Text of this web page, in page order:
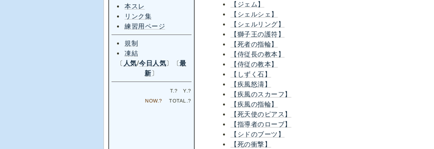
【ジェム】
【シェルシェ】
【シェルリング】
【獅子王の護符】
【死者の指輪】
【侍従長の教本】
【侍従の教本】
【しずく石】
【疾風怒濤】
【疾風のスカーフ】
【疾風の指輪】
【死天使のピアス】
【指導者のローブ】
【シドのブーツ】
【死の衝撃】
本スレ
リンク集
練習用ページ
規制
凍結
〔 人気/今日人気〕〔最
新〕
T.? Y.?
NOW.? TOTAL.?